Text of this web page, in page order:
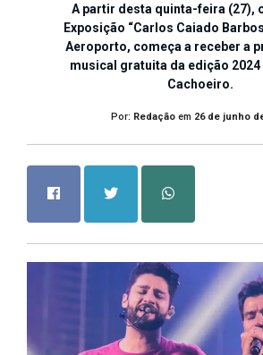
A partir desta quinta-feira (27),
Exposição “Carlos Caiado
Aeroporto, começa a receber a
musical gratuita da edição 2024
Cachoeiro.
Por: Redação em 26 de junho